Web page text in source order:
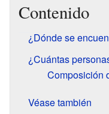
Contenido
¿Dónde se
¿Cuántas
Composición
Véase también